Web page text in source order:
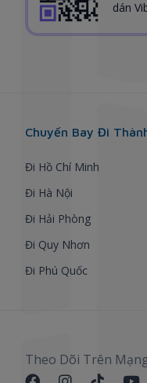
dán
Chuyến Bay Đi
Đi Hồ Chí Minh
Đi Hà Nội
Đi Hải Phòng
Đi Quy Nhơn
Đi Phú Quốc
Theo Dõi Trên